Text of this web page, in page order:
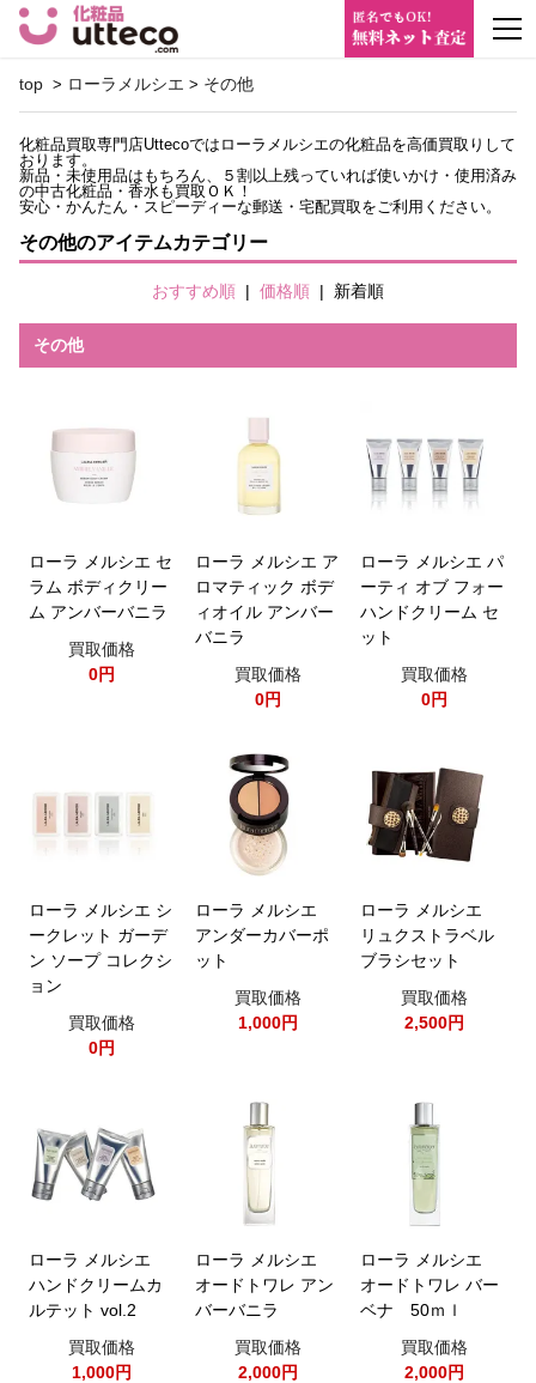
top > ローラメルシエ > その他
化粧品買取専門店Uttecoではローラメルシエの化粧品を高価買取りして
おります。
新品・未使用品はもちろん、５割以上残っていれば使いかけ・使用済み
の中古化粧品・香水も買取ＯＫ！
安心・かんたん・スピーディーな郵送・宅配買取をご利用ください。
その他のアイテムカテゴリー
おすすめ順 | 価格順 | 新着順
その他
ローラ メルシエ セ
ラム ボディクリー
ム アンバーバニラ
買取価格
0円
ローラ メルシエ ア
ロマティック ボデ
ィオイル アンバー
バニラ
買取価格
0円
ローラ メルシエ パ
ーティ オブ フォー
ハンドクリーム セ
ット
買取価格
0円
ローラ メルシエ シ
ークレット ガーデ
ン ソープ コレクシ
ョン
買取価格
0円
ローラ メルシエ
アンダーカバーポ
ット
買取価格
1,000円
ローラ メルシエ
リュクストラベル
ブラシセット
買取価格
2,500円
ローラ メルシエ
ハンドクリームカ
ルテット vol.2
買取価格
1,000円
ローラ メルシエ
オードトワレ アン
バーバニラ
買取価格
2,000円
ローラ メルシエ
オードトワレ バー
ベナ 50ｍｌ
買取価格
2,000円